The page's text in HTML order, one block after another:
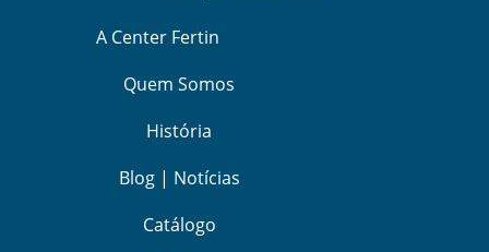
A Center Fertin
Quem Somos
História
Blog | Notícias
Catálogo